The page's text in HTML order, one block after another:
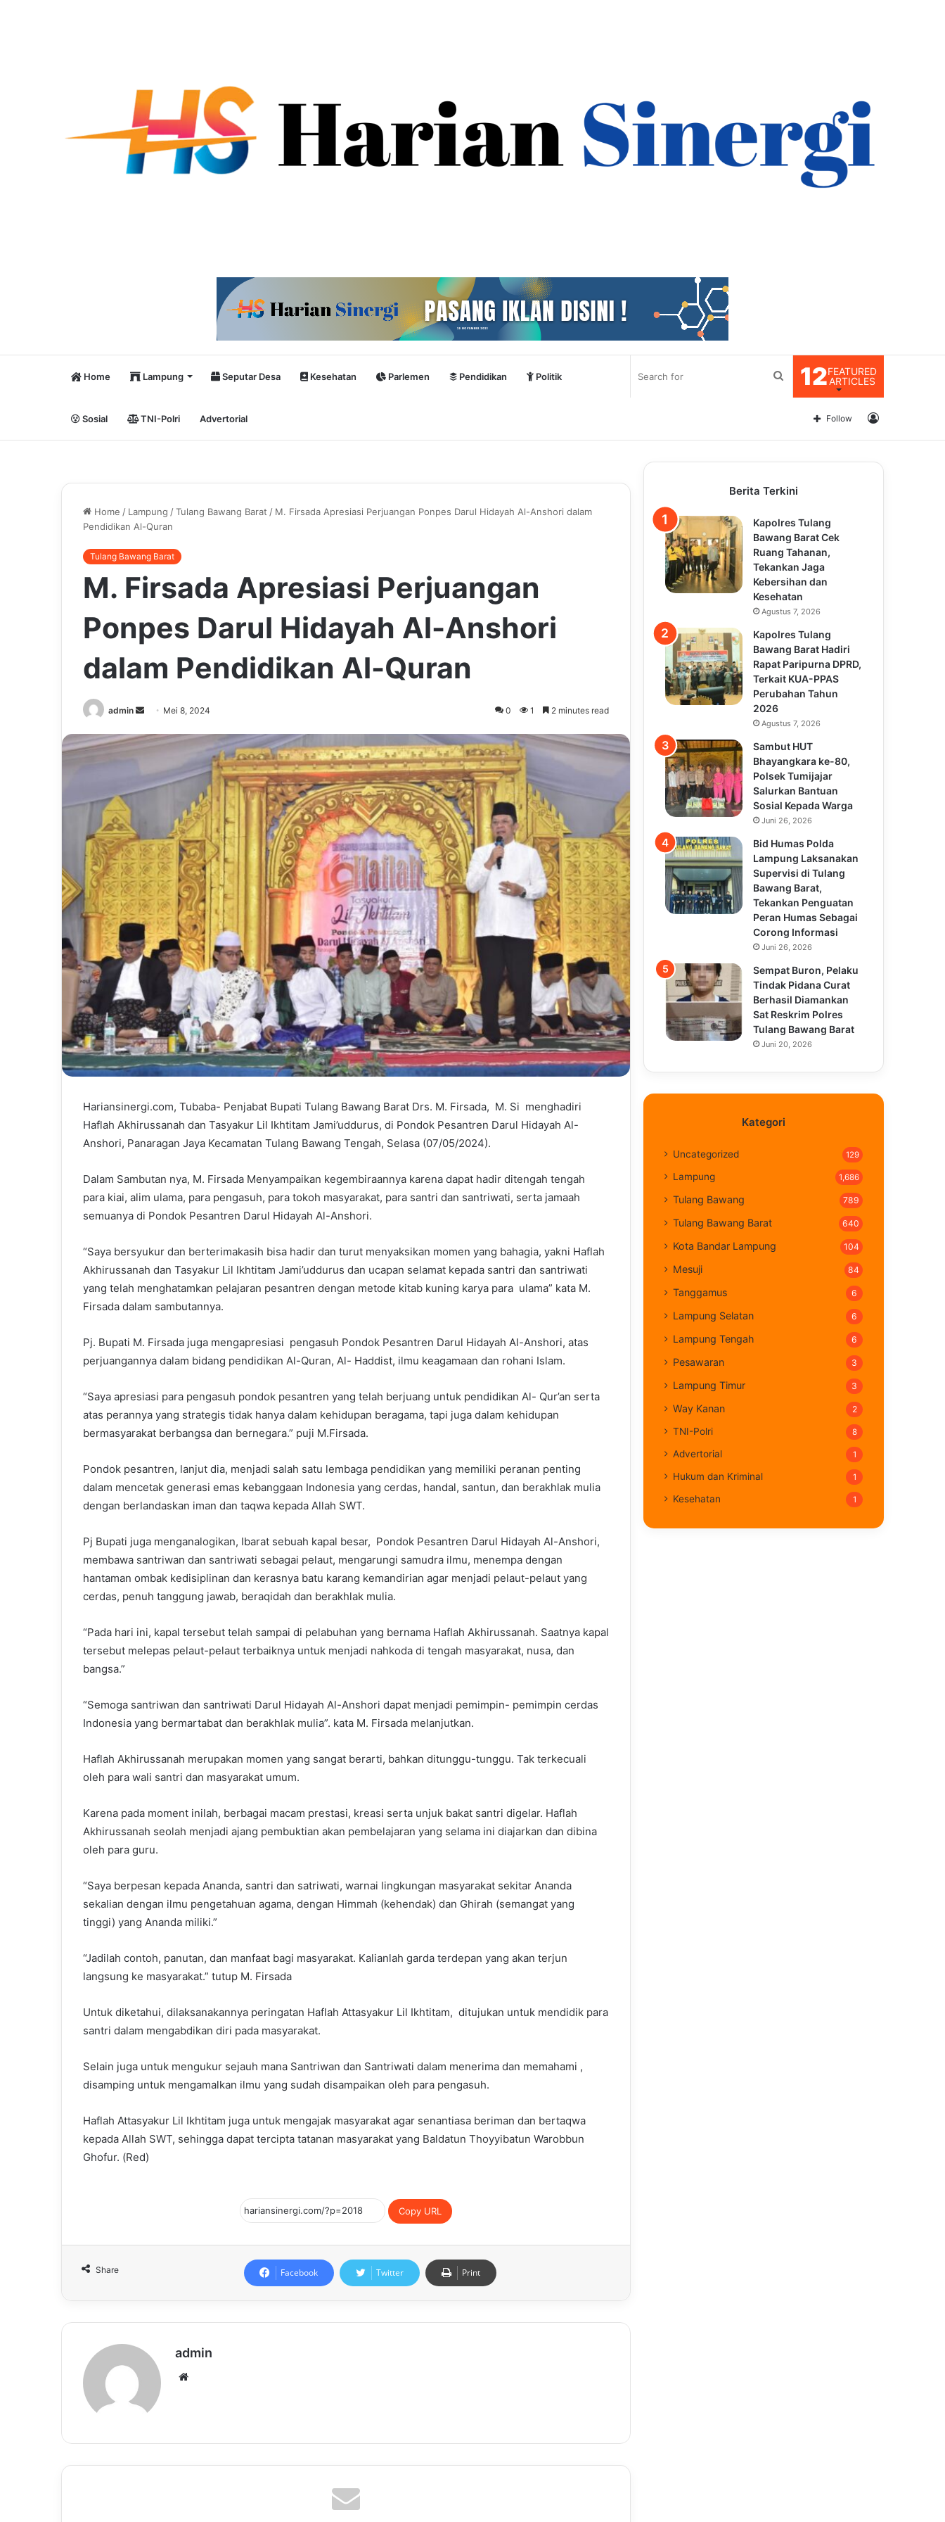
Home Lampung Seputar Desa Kesehatan Parlemen Pendidikan Politik
Sosial TNI-Polri Advertorial
12FEATURED
ARTICLES
Search
Log
Follow
Home / Lampung /Tulang Bawang Barat / M. Firsada Apresiasi Perjuangan Ponpes Darul Hidayah Al-Anshori dalam
Pendidikan Al-Quran
Tulang Bawang Barat
M. Firsada Apresiasi Perjuangan
Ponpes Darul Hidayah Al-Anshori
dalam Pendidikan Al-Quran
admin
Send
email
Mei 8, 2024 0 1 2 minutes read
Hariansinergi.com, Tubaba- Penjabat Bupati Tulang Bawang Barat Drs. M. Firsada, M. Si menghadiri
Haflah Akhirussanah dan Tasyakur Lil Ikhtitam Jami’uddurus, di Pondok Pesantren Darul Hidayah Al-
Anshori, Panaragan Jaya Kecamatan Tulang Bawang Tengah, Selasa (07/05/2024).
Dalam Sambutan nya, M. Firsada Menyampaikan kegembiraannya karena dapat hadir ditengah tengah
para kiai, alim ulama, para pengasuh, para tokoh masyarakat, para santri dan santriwati, serta jamaah
semuanya di Pondok Pesantren Darul Hidayah Al-Anshori.
“Saya bersyukur dan berterimakasih bisa hadir dan turut menyaksikan momen yang bahagia, yakni Haflah
Akhirussanah dan Tasyakur Lil Ikhtitam Jami’uddurus dan ucapan selamat kepada santri dan santriwati
yang telah menghatamkan pelajaran pesantren dengan metode kitab kuning karya para ulama” kata M.
Firsada dalam sambutannya.
Pj. Bupati M. Firsada juga mengapresiasi pengasuh Pondok Pesantren Darul Hidayah Al-Anshori, atas
perjuangannya dalam bidang pendidikan Al-Quran, Al- Haddist, ilmu keagamaan dan rohani Islam.
“Saya apresiasi para pengasuh pondok pesantren yang telah berjuang untuk pendidikan Al- Qur’an serta
atas perannya yang strategis tidak hanya dalam kehidupan beragama, tapi juga dalam kehidupan
bermasyarakat berbangsa dan bernegara.” puji M.Firsada.
Pondok pesantren, lanjut dia, menjadi salah satu lembaga pendidikan yang memiliki peranan penting
dalam mencetak generasi emas kebanggaan Indonesia yang cerdas, handal, santun, dan berakhlak mulia
dengan berlandaskan iman dan taqwa kepada Allah SWT.
Pj Bupati juga menganalogikan, Ibarat sebuah kapal besar, Pondok Pesantren Darul Hidayah Al-Anshori,
membawa santriwan dan santriwati sebagai pelaut, mengarungi samudra ilmu, menempa dengan
hantaman ombak kedisiplinan dan kerasnya batu karang kemandirian agar menjadi pelaut-pelaut yang
cerdas, penuh tanggung jawab, beraqidah dan berakhlak mulia.
“Pada hari ini, kapal tersebut telah sampai di pelabuhan yang bernama Haflah Akhirussanah. Saatnya kapal
tersebut melepas pelaut-pelaut terbaiknya untuk menjadi nahkoda di tengah masyarakat, nusa, dan
bangsa.”
“Semoga santriwan dan santriwati Darul Hidayah Al-Anshori dapat menjadi pemimpin- pemimpin cerdas
Indonesia yang bermartabat dan berakhlak mulia”. kata M. Firsada melanjutkan.
Haflah Akhirussanah merupakan momen yang sangat berarti, bahkan ditunggu-tunggu. Tak terkecuali
oleh para wali santri dan masyarakat umum.
Karena pada moment inilah, berbagai macam prestasi, kreasi serta unjuk bakat santri digelar. Haflah
Akhirussanah seolah menjadi ajang pembuktian akan pembelajaran yang selama ini diajarkan dan dibina
oleh para guru.
“Saya berpesan kepada Ananda, santri dan satriwati, warnai lingkungan masyarakat sekitar Ananda
sekalian dengan ilmu pengetahuan agama, dengan Himmah (kehendak) dan Ghirah (semangat yang
tinggi) yang Ananda miliki.”
“Jadilah contoh, panutan, dan manfaat bagi masyarakat. Kalianlah garda terdepan yang akan terjun
langsung ke masyarakat.” tutup M. Firsada
Untuk diketahui, dilaksanakannya peringatan Haflah Attasyakur Lil Ikhtitam, ditujukan untuk mendidik para
santri dalam mengabdikan diri pada masyarakat.
Selain juga untuk mengukur sejauh mana Santriwan dan Santriwati dalam menerima dan memahami ,
disamping untuk mengamalkan ilmu yang sudah disampaikan oleh para pengasuh.
Haflah Attasyakur Lil Ikhtitam juga untuk mengajak masyarakat agar senantiasa beriman dan bertaqwa
kepada Allah SWT, sehingga dapat tercipta tatanan masyarakat yang Baldatun Thoyyibatun Warobbun
Ghofur. (Red)
Copy URL
Share Facebook Twitter Print
admin
Berita Terkini
Kapolres Tulang
Bawang Barat Cek
Ruang Tahanan,
Tekankan Jaga
Kebersihan dan
Kesehatan
Agustus 7, 2026
Kapolres Tulang
Bawang Barat Hadiri
Rapat Paripurna DPRD,
Terkait KUA-PPAS
Perubahan Tahun
2026
Agustus 7, 2026
Sambut HUT
Bhayangkara ke-80,
Polsek Tumijajar
Salurkan Bantuan
Sosial Kepada Warga
Juni 26, 2026
Bid Humas Polda
Lampung Laksanakan
Supervisi di Tulang
Bawang Barat,
Tekankan Penguatan
Peran Humas Sebagai
Corong Informasi
Juni 26, 2026
Sempat Buron, Pelaku
Tindak Pidana Curat
Berhasil Diamankan
Sat Reskrim Polres
Tulang Bawang Barat
Juni 20, 2026
Kategori
Uncategorized 129
Lampung 1,686
Tulang Bawang 789
Tulang Bawang Barat 640
Kota Bandar Lampung 104
Mesuji 84
Tanggamus 6
Lampung Selatan 6
Lampung Tengah 6
Pesawaran 3
Lampung Timur 3
Way Kanan 2
TNI-Polri 8
Advertorial 1
Hukum dan Kriminal 1
Kesehatan 1